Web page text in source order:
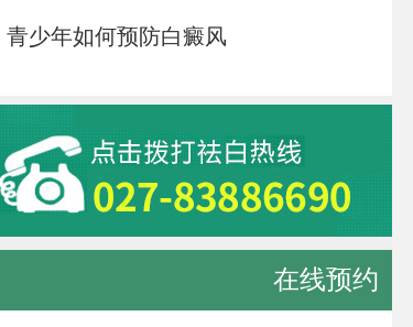
少年如何预防白癜风
在线预约